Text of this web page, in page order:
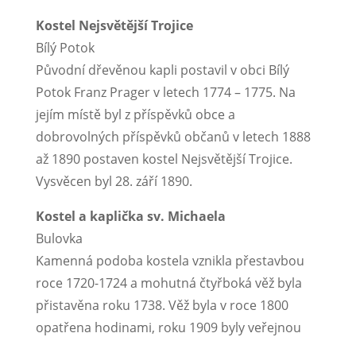
Kostel Nejsvětější Trojice
Bílý Potok
Původní dřevěnou kapli postavil v obci Bílý
Potok Franz Prager v letech 1774 – 1775. Na
jejím místě byl z příspěvků obce a
dobrovolných příspěvků občanů v letech 1888
až 1890 postaven kostel Nejsvětější Trojice.
Vysvěcen byl 28. září 1890.
Kostel a kaplička sv. Michaela
Bulovka
Kamenná podoba kostela vznikla přestavbou
roce 1720-1724 a mohutná čtyřboká věž byla
přistavěna roku 1738. Věž byla v roce 1800
opatřena hodinami, roku 1909 byly veřejnou